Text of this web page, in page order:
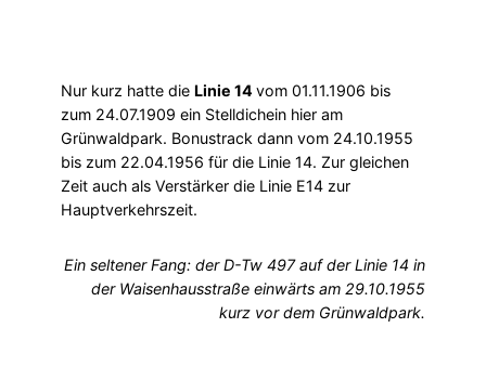
Nur kurz hatte die Linie 14 vom 01.11.1906 bis
zum 24.07.1909 ein Stelldichein hier am
Grünwaldpark. Bonustrack dann vom 24.10.1955
bis zum 22.04.1956 für die Linie 14. Zur gleichen
Zeit auch als Verstärker die Linie E14 zur
Hauptverkehrszeit.
Ein seltener Fang: der D-Tw 497 auf der Linie 14 in
der Waisenhausstraße einwärts am 29.10.1955
kurz vor dem Grünwaldpark.